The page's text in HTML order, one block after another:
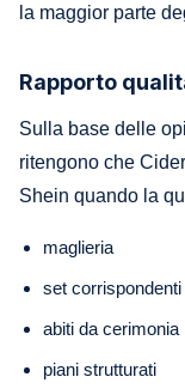
la maggior parte
Rapporto
Sulla base delle
ritengono che
Shein quando la
maglieria
set corrispondenti
abiti da cerimonia
piani strutturati